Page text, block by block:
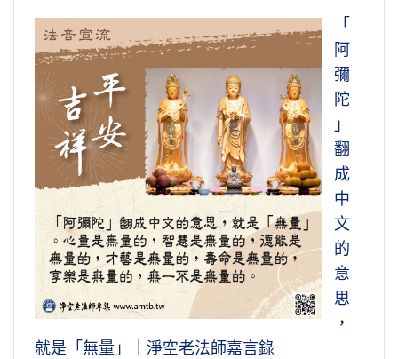
「
阿
彌
陀
」
翻
成
中
文
的
意
思
，
就是「無量」｜淨空老法師嘉言錄